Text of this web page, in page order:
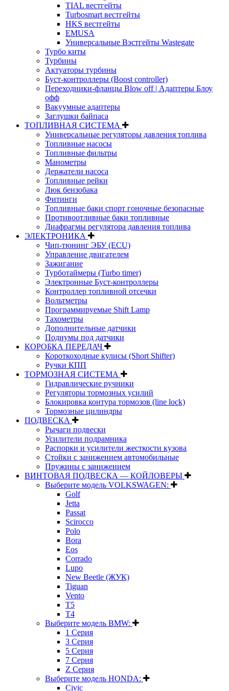
TIAL вестгейты
Turbosmart вестгейты
HKS вестгейты
EMUSA
Универсальные Вэстгейты Wastegate
Турбо киты
Турбины
Актуаторы турбины
Буст-контроллеры (Boost controller)
Переходники-фланцы Blow off | Адаптеры Блоу
офф
Вакуумные адаптеры
Заглушки байпаса
ТОПЛИВНАЯ СИСТЕМА
Универсальные регуляторы давления топлива
Топливные насосы
Топливные фильтры
Манометры
Держатели насоса
Топливные рейки
Люк бензобака
Фитинги
Топливные баки спорт гоночные безопасные
Противоотливные баки топливные
Диафрагмы регулятора давления топлива
ЭЛЕКТРОНИКА
Чип-тюнинг ЭБУ (ECU)
Управление двигателем
Зажигание
Турботаймеры (Turbo timer)
Электронные Буст-контроллеры
Контроллер топливной отсечки
Вольтметры
Программируемые Shift Lamp
Тахометры
Дополнительные датчики
Подиумы под датчики
КОРОБКА ПЕРЕДАЧ
Короткоходные кулисы (Short Shifter)
Ручки КПП
ТОРМОЗНАЯ СИСТЕМА
Гидравлические ручники
Регуляторы тормозных усилий
Блокировка контура тормозов (line lock)
Тормозные цилиндры
ПОДВЕСКА
Рычаги подвески
Усилители подрамника
Распорки и усилители жесткости кузова
Стойки с занижением автомобильные
Пружины с занижением
ВИНТОВАЯ ПОДВЕСКА — КОЙЛОВЕРЫ
Выберите модель VOLKSWAGEN:
Golf
Jetta
Passat
Scirocco
Polo
Bora
Eos
Corrado
Lupo
New Beetle (ЖУК)
Tiguan
Vento
T5
T4
Выберите модель BMW:
1 Серия
3 Серия
5 Серия
7 Серия
Z Серия
Выберите модель HONDA:
Civic